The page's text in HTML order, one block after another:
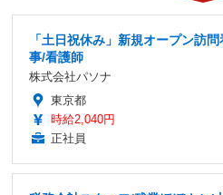
「土日祝休み」新規オープン訪
事/看護師
株式会社パソナ
東京都
時給2,040円
正社員